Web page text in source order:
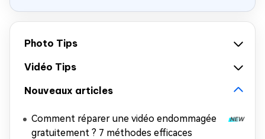
Photo Tips
Vidéo Tips
Nouveaux articles
Comment réparer une vidéo endommagée
gratuitement ? 7 méthodes efficaces